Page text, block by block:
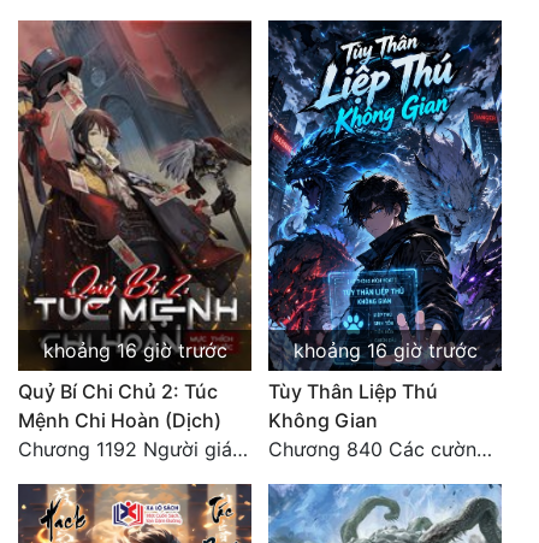
khoảng 16 giờ trước
Quỷ Bí Chi Chủ 2: Túc
Mệnh Chi Hoàn (Dịch)
Chương 1192 Người giám thị
khoảng 16 giờ trước
Tùy Thân Liệp Thú
Không Gian
Chương 840 Các cường giả Hằng Tinh cấp khác đâu?